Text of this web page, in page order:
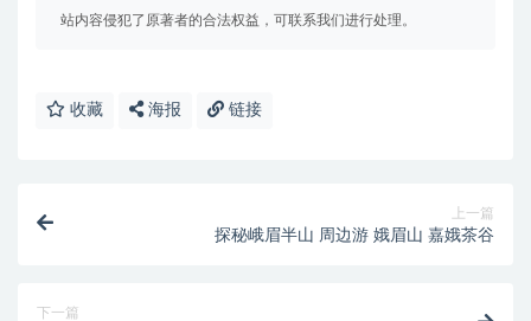
站内容侵犯了原著者的合法权益，可联系我们进行处理。
收藏 海报 链接
上一篇
探秘峨眉半山 周边游 娥眉山 嘉娥茶谷
下一篇